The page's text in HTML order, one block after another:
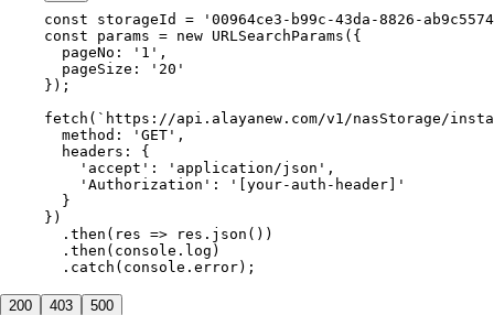
const storageId = '00964ce3-b99c-43da-8826-
const params = new URLSearchParams ({
  pageNo:
'1' ,
  pageSize:
'20'
});
fetch ( `https://api.alayanew.com/v1/nasStorage/
  method:
'GET' ,
  headers: {
    'accept'
: 'application/json' ,
    'Authorization'
:
'[your-auth-header]'
  }
})
  .
then ( res => res. json ())
  .
then (console.log)
  .
catch (console.error);
200 403 500